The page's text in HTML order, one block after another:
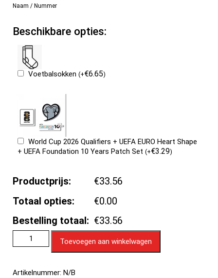
Naam / Nummer
Beschikbare opties:
Voetbalsokken(+€6.65)
World Cup 2026 Qualifiers + UEFA EURO Heart Shape
+ UEFA Foundation 10 Years Patch Set(+€3.29)
Productprijs:
€33.56
Totaal opties:
€0.00
Bestelling totaal: €33.56
Toevoegen aan winkelwagen
Artikelnummer:N/B